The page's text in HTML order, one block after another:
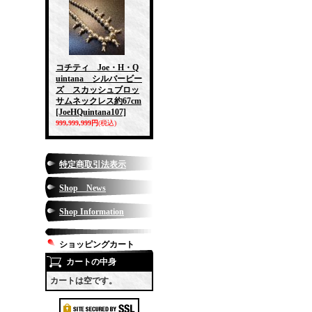
コチティ Joe・H・Q
uintana シルバービー
ズ スカッシュブロッ
サムネックレス約67cm
[JoeHQuintana107]
999,999,999円(税込)
特定商取引法表示
Shop News
Shop Information
ショッピングカート
カートの中身
カートは空です。